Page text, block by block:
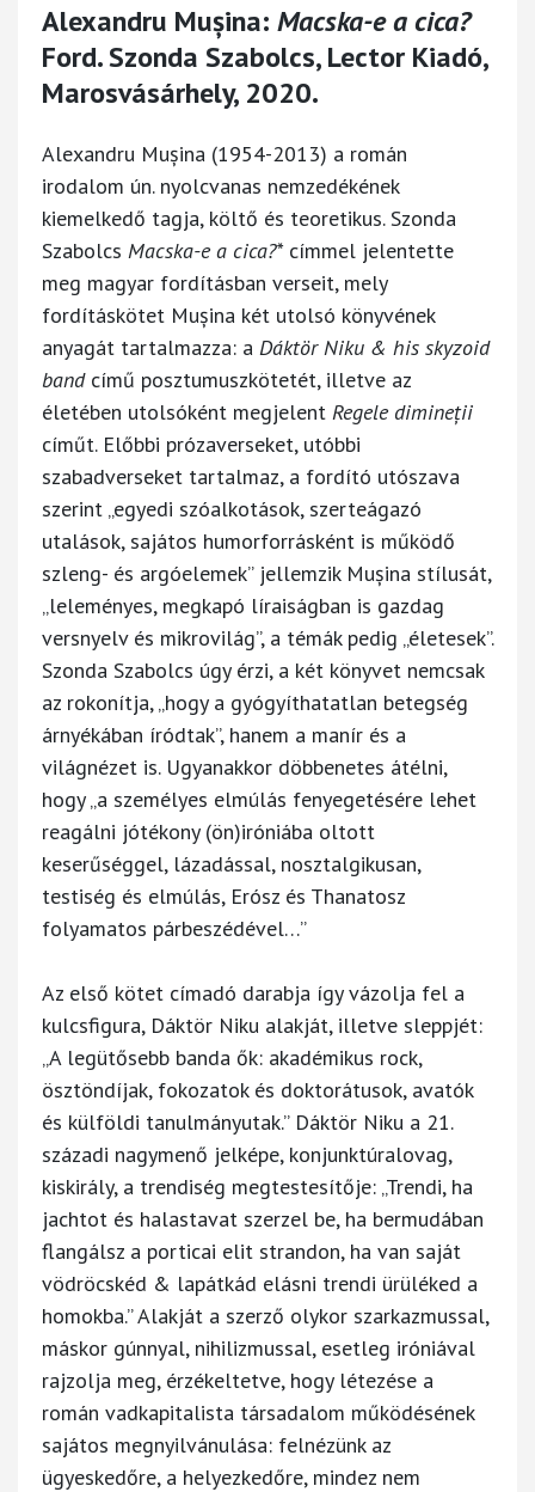
Alexandru Mușina: Macska-e a cica?
Ford. Szonda Szabolcs, Lector Kiadó,
Marosvásárhely, 2020.
Alexandru Mușina (1954-2013) a román
irodalom ún. nyolcvanas nemzedékének
kiemelkedő tagja, költő és teoretikus. Szonda
Szabolcs Macska-e a cica?*címmel jelentette
meg magyar fordításban verseit, mely
fordításkötet Mușina két utolsó könyvének
anyagát tartalmazza: a Dáktör Niku & his skyzoid
bandcímű posztumuszkötetét, illetve az
életében utolsóként megjelent Regele dimineții
címűt. Előbbi prózaverseket, utóbbi
szabadverseket tartalmaz, a fordító utószava
szerint „egyedi szóalkotások, szerteágazó
utalások, sajátos humorforrásként is működő
szleng- és argóelemek” jellemzik Mușina stílusát,
„leleményes, megkapó líraiságban is gazdag
versnyelv és mikrovilág”, a témák pedig „életesek”.
Szonda Szabolcs úgy érzi, a két könyvet nemcsak
az rokonítja, „hogy a gyógyíthatatlan betegség
árnyékában íródtak”, hanem a manír és a
világnézet is. Ugyanakkor döbbenetes átélni,
hogy „a személyes elmúlás fenyegetésére lehet
reagálni jótékony (ön)iróniába oltott
keserűséggel, lázadással, nosztalgikusan,
testiség és elmúlás, Erósz és Thanatosz
folyamatos párbeszédével…”
Az első kötet címadó darabja így vázolja fel a
kulcsfigura, Dáktör Niku alakját, illetve sleppjét:
„A legütősebb banda ők: akadémikus rock,
ösztöndíjak, fokozatok és doktorátusok, avatók
és külföldi tanulmányutak.” Dáktör Niku a 21.
századi nagymenő jelképe, konjunktúralovag,
kiskirály, a trendiség megtestesítője: „Trendi, ha
jachtot és halastavat szerzel be, ha bermudában
flangálsz a porticai elit strandon, ha van saját
vödröcskéd & lapátkád elásni trendi ürüléked a
homokba.” Alakját a szerző olykor szarkazmussal,
máskor gúnnyal, nihilizmussal, esetleg iróniával
rajzolja meg, érzékeltetve, hogy létezése a
román vadkapitalista társadalom működésének
sajátos megnyilvánulása: felnézünk az
ügyeskedőre, a helyezkedőre, mindez nem